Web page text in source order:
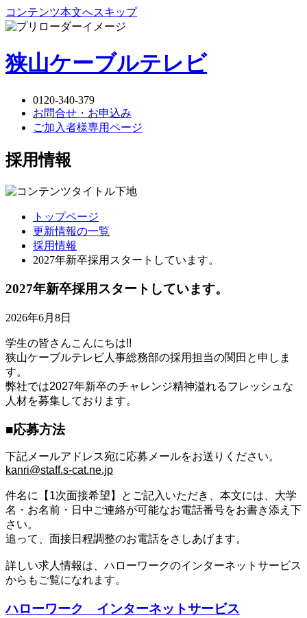
コンテンツ本文へスキップ
狭山ケーブルテレビ
0120-340-379
お問合せ・お申込み
ご加入者様専用ページ
採用情報
トップページ
更新情報の一覧
採用情報
2027年新卒採用スタートしています。
2027年新卒採用スタートしています。
2026年6月8日
学生の皆さんこんにちは!!
狭山ケーブルテレビ人事総務部の採用担当の関田と申しま
す。
弊社では2027年新卒のチャレンジ精神溢れるフレッシュな
人材を募集しております。
■応募方法
下記メールアドレス宛に応募メールをお送りください。
kanri@staff.s-cat.ne.jp
件名に【1次面接希望】とご記入いただき、 本文には、大学
名・お名前・日中ご連絡が可能なお電話番号をお書き添え下
さい。
追って、面接日程調整のお電話をさしあげます。
詳しい求人情報は、ハローワークのインターネットサービス
からもご覧になれます。
ハローワーク インターネットサービス